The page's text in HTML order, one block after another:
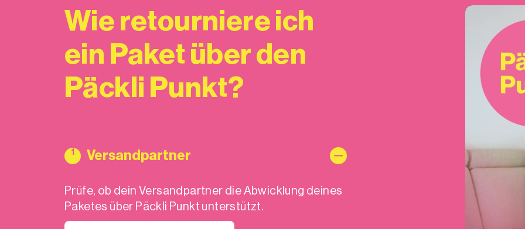
Wie retourniere ich
ein Paket über den
Päckli Punkt?
1 Versandpartner
Prüfe, ob dein Versandpartner die Abwicklung deines
Paketes über Päckli Punkt unterstützt.